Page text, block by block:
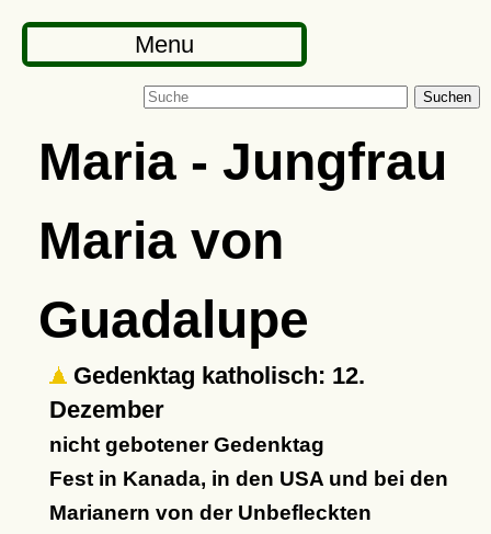
Menu
Suchen
Maria - Jungfrau
Maria von
Guadalupe
Gedenktag katholisch: 12.
Dezember
nicht gebotener Gedenktag
Fest in Kanada, in den USA und bei den
Marianern von der Unbefleckten